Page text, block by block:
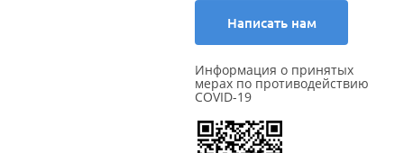
Написать нам
Информация о принятых
мерах по противодействию
COVID-19